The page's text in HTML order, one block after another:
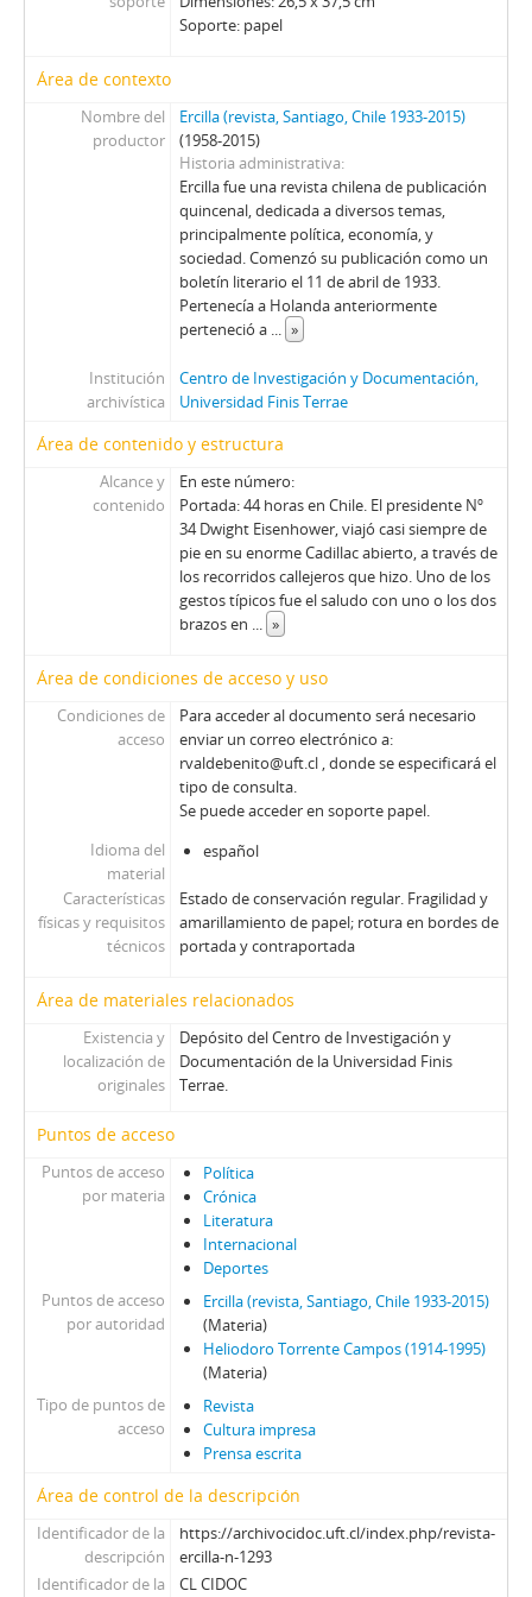
01614 - Revista Ercilla. Año XXXII, N° 1614
01615 - Revista Ercilla. Año XXXII, N° 1615
01618 - Revista Ercilla. Año XXXII, N° 1618
01619 - Revista Ercilla. Año XXXII, N° 1619
01622 - Revista Ercilla. Año XXXII, N° 1622
01623 - Revista Ercilla. Año XXXII, N° 1623
01624 - Revista Ercilla. Año XXXII, N° 1624
01625 - Revista Ercilla. Año XXXII, N° 1625
01626 - Revista Ercilla. Año XXXII, N° 1626
01627 - Revista Ercilla. Año XXXII, N° 1627
01629 - Revista Ercilla. Año XXXII, N° 1629
01630 - Revista Ercilla. Año XXXII, N° 1630
01631 - Revista Ercilla. Año XXXII, N° 1631
01634 - Revista Ercilla. Año XXXII, N° 1634
01635 - Revista Ercilla. Año XXXII, N° 1635
01636 - Revista Ercilla. Año XXXII, N° 1636
01637 - Revista Ercilla. Año XXXII, N° 1637
01638 - Revista Ercilla. Año XXXII, N° 1638
01639 - Revista Ercilla. Año XXXII, N° 1639
01641 - Revista Ercilla. Año XXXII, N° 1641
01642 - Revista Ercilla. Año XXXII, N° 1642
01643 - Revista Ercilla. Año XXXII, N° 1643
01644 - Revista Ercilla. Año XXXII, N° 1644
01645 - Revista Ercilla. Año XXXII, N° 1645
01647 - Revista Ercilla. Año XXXII, N° 1647
01648 - Revista Ercilla. Año XXXII, N° 1648
01649 - Revista Ercilla. Año XXXII, N° 1649
01650 - Revista Ercilla. Año XXXIII, N° 1650
01651 - Revista Ercilla. Año XXXIII, N° 1651
01652 - Revista Ercilla. Año XXXIII, N° 1652
01653 - Revista Ercilla. Año XXXIII, N° 1653
01654 - Revista Ercilla. Año XXXIII, N° 1654
01657 - Revista Ercilla. Año XXXIII, N° 1657
01658 - Revista Ercilla. Año XXXIII, N° 1658
01659 - Revista Ercilla. Año XXXIII, N° 1659
01660 - Revista Ercilla. Año XXXIII, N° 1660
01661 - Revista Ercilla. Año XXXIII, N° 1661
01662 - Revista Ercilla. Año XXXIII, N° 1662
01663 - Revista Ercilla. Año XXXIII, N° 1663
01664 - Revista Ercilla. Año XXXIII, N° 1664
01665 - Revista Ercilla. Año XXXIII, N° 1665
01666 - Revista Ercilla. Año XXXIII, N° 1666
01667 - Revista Ercilla. Año XXXIII, N° 1667
01669 - Revista Ercilla. Año XXXIII, N° 1669
01671 - Revista Ercilla. Año XXXIII, N° 1671
01672 - Revista Ercilla. Año XXXIII, N° 1672
Soporte: papel
Área de contexto
Nombre del
productor
Ercilla (revista, Santiago, Chile 1933-2015)
(1958-2015)
Historia administrativa
Ercilla fue una revista chilena de publicación
quincenal, dedicada a diversos temas,
principalmente política, economía, y
sociedad. Comenzó su publicación como un
boletín literario el 11 de abril de 1933.
Pertenecía a Holanda anteriormente
perteneció a ... »
Institución
archivística
Centro de Investigación y Documentación,
Universidad Finis Terrae
Área de contenido y estructura
Alcance y
contenido
En este número:
Portada: 44 horas en Chile. El presidente Nº
34 Dwight Eisenhower, viajó casi siempre de
pie en su enorme Cadillac abierto, a través de
los recorridos callejeros que hizo. Uno de los
gestos típicos fue el saludo con uno o los dos
brazos en ... »
Área de condiciones de acceso y uso
Condiciones de
acceso
Para acceder al documento será necesario
enviar un correo electrónico a:
rvaldebenito@uft.cl , donde se especificará el
tipo de consulta.
Se puede acceder en soporte papel.
Idioma del
material
español
Características
físicas y requisitos
técnicos
Estado de conservación regular. Fragilidad y
amarillamiento de papel; rotura en bordes de
portada y contraportada
Área de materiales relacionados
Existencia y
localización de
originales
Depósito del Centro de Investigación y
Documentación de la Universidad Finis
Terrae.
Puntos de acceso
Puntos de acceso
por materia
Política
Crónica
Literatura
Internacional
Deportes
Puntos de acceso
por autoridad
Ercilla (revista, Santiago, Chile 1933-2015)
(Materia)
Heliodoro Torrente Campos (1914-1995)
(Materia)
Tipo de puntos de
acceso
Revista
Cultura impresa
Prensa escrita
Área de control de la descripción
Identificador de la
descripción
https://archivocidoc.uft.cl/index.php/revista-
ercilla-n-1293
Identificador de la
CL CIDOC